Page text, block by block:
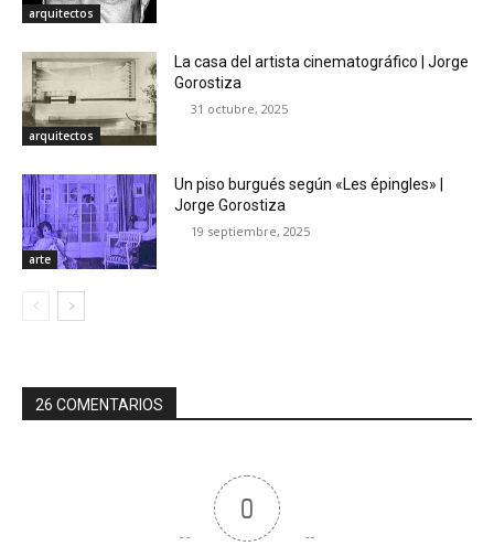
arquitectos
arquitectos
La casa del artista cinematográfico | Jorge
Gorostiza
31 octubre, 2025
arte
Un piso burgués según «Les épingles» |
Jorge Gorostiza
19 septiembre, 2025
26 COMENTARIOS
0